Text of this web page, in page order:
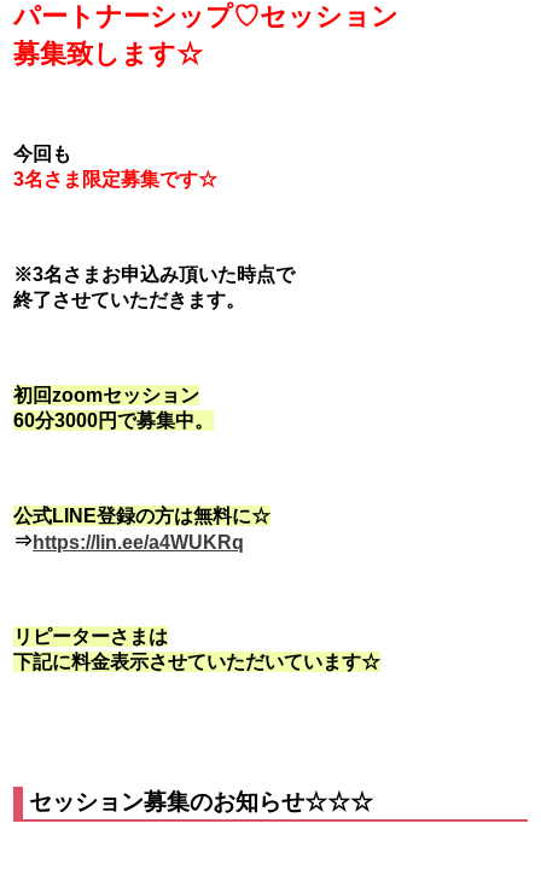
パートナーシップ♡セッション
募集致します☆
今回も
3名さま限定募集です☆
※3名さまお申込み頂いた時点で
終了させていただきます。
初回zoomセッション
60分3000円で募集中。
公式LINE登録の方は無料に☆
⇒https://lin.ee/a4WUKRq
リピーターさまは
下記に料金表示させていただいています☆
セッション募集のお知らせ☆☆☆